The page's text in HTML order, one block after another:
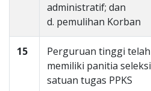
administratif; dan
d. pemulihan Korban
15
Perguruan tinggi telah
memiliki panitia seleksi
satuan tugas PPKS